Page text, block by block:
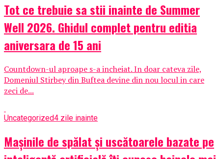
Tot ce trebuie sa stii inainte de Summer
Well 2026. Ghidul complet pentru editia
aniversara de 15 ani
Countdown-ul aproape s-a incheiat. In doar cateva zile,
Domeniul Stirbey din Buftea devine din nou locul in care
zeci de...
Uncategorized4 zile inainte
Mașinile de spălat și uscătoarele bazate pe